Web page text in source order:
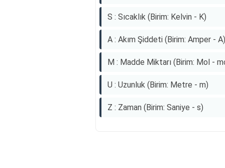
S : Sıcaklık (Birim: Kelvin - K)
A : Akım Şiddeti (Birim: Amper - A)
M : Madde Miktarı (Birim: Mol -
U : Uzunluk (Birim: Metre - m)
Z : Zaman (Birim: Saniye - s)